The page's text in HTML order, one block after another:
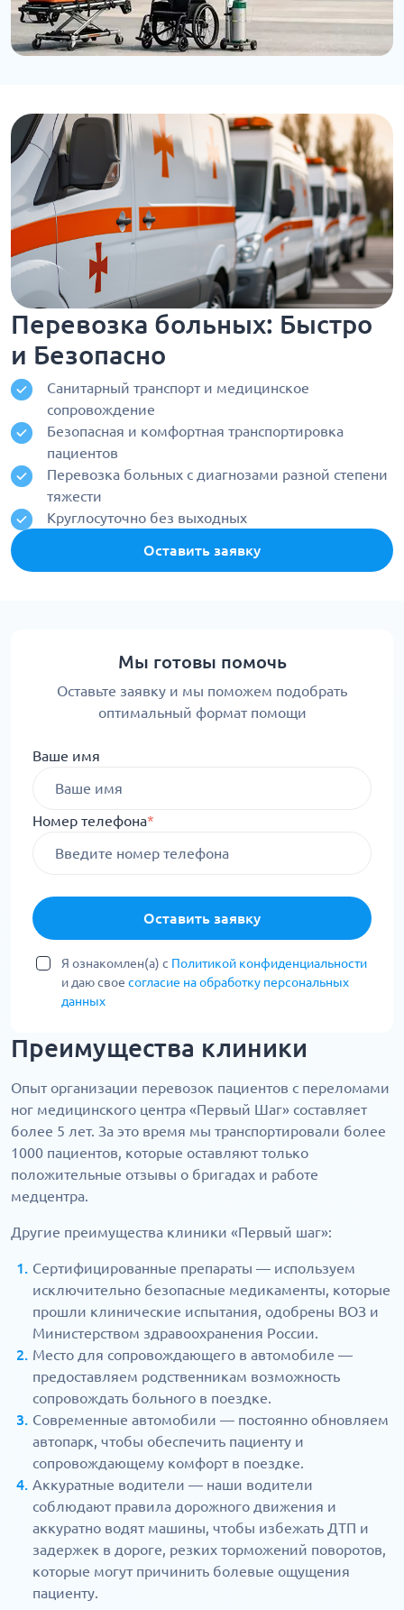
Перевозка больных: Быстро
и Безопасно
Санитарный транспорт и медицинское
сопровождение
Безопасная и комфортная транспортировка
пациентов
Перевозка больных с диагнозами разной степени
тяжести
Круглосуточно без выходных
Оставить заявку
Мы готовы помочь
Оставьте заявку и мы поможем подобрать
оптимальный формат помощи
Ваше имя
Номер телефона*
Оставить заявку
Я ознакомлен(а) с Политикой конфиденциальности
и даю свое согласие на обработку персональных
данных
Преимущества клиники
Опыт организации перевозок пациентов с переломами
ног медицинского центра «Первый Шаг» составляет
более 5 лет. За это время мы транспортировали более
1000 пациентов, которые оставляют только
положительные отзывы о бригадах и работе
медцентра.
Другие преимущества клиники «Первый шаг»:
Сертифицированные препараты — используем
исключительно безопасные медикаменты, которые
прошли клинические испытания, одобрены ВОЗ и
Министерством здравоохранения России.
Место для сопровождающего в автомобиле —
предоставляем родственникам возможность
сопровождать больного в поездке.
Современные автомобили — постоянно обновляем
автопарк, чтобы обеспечить пациенту и
сопровождающему комфорт в поездке.
Аккуратные водители — наши водители
соблюдают правила дорожного движения и
аккуратно водят машины, чтобы избежать ДТП и
задержек в дороге, резких торможений поворотов,
которые могут причинить болевые ощущения
пациенту.